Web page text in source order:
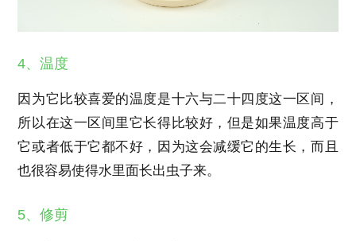
4、温度
因为它比较喜爱的温度是十六与二十四度这一区间，
所以在这一区间里它长得比较好，但是如果温度高于
它或者低于它都不好，因为这会减缓它的生长，而且
也很容易使得水里面长出虫子来。
5、修剪